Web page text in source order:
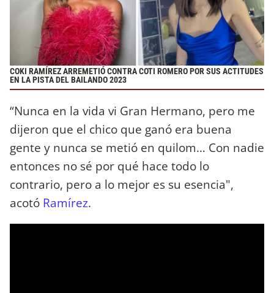
COKI RAMÍREZ ARREMETIÓ CONTRA COTI ROMERO POR SUS ACTITUDES
EN LA PISTA DEL BAILANDO 2023
“Nunca en la vida vi Gran Hermano, pero me
dijeron que el chico que ganó era buena
gente y nunca se metió en quilom… Con nadie
entonces no sé por qué hace todo lo
contrario, pero a lo mejor es su esencia",
acotó Ramírez.